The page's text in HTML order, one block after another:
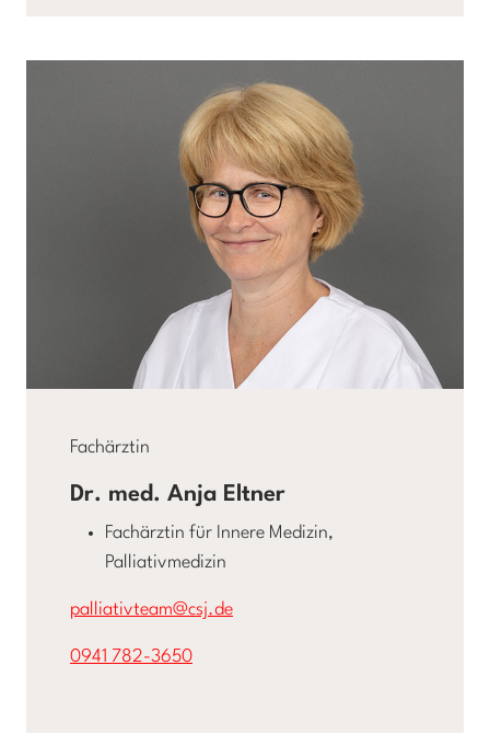
Fachärztin
Dr. med. Anja Eltner
Fachärztin für Innere Medizin,
Palliativmedizin
palliativteam@csj.de
0941 782-3650